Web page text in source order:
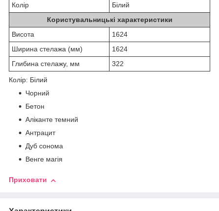
Колір
Білий
Користувальницькі характеристики
Висота
1624
Ширина стелажа (мм)
1624
Глибина стелажу, мм
322
Колір: Білий
Чорний
Бетон
Аліканте темний
Антрацит
Дуб сонома
Венге магія
Приховати